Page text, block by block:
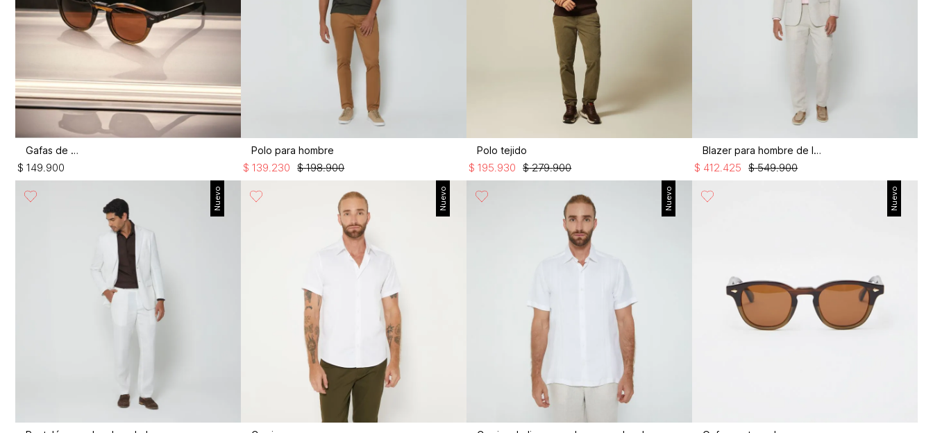
Gafas de sol
$ 149.900
Polo para hombre
$ 198.900
$ 139.230
Polo tejido
$ 279.900
$ 195.930
Blazer para hombre de lino
$ 549.900
$ 412.425
Nuevo Nuevo Nuevo Nuevo